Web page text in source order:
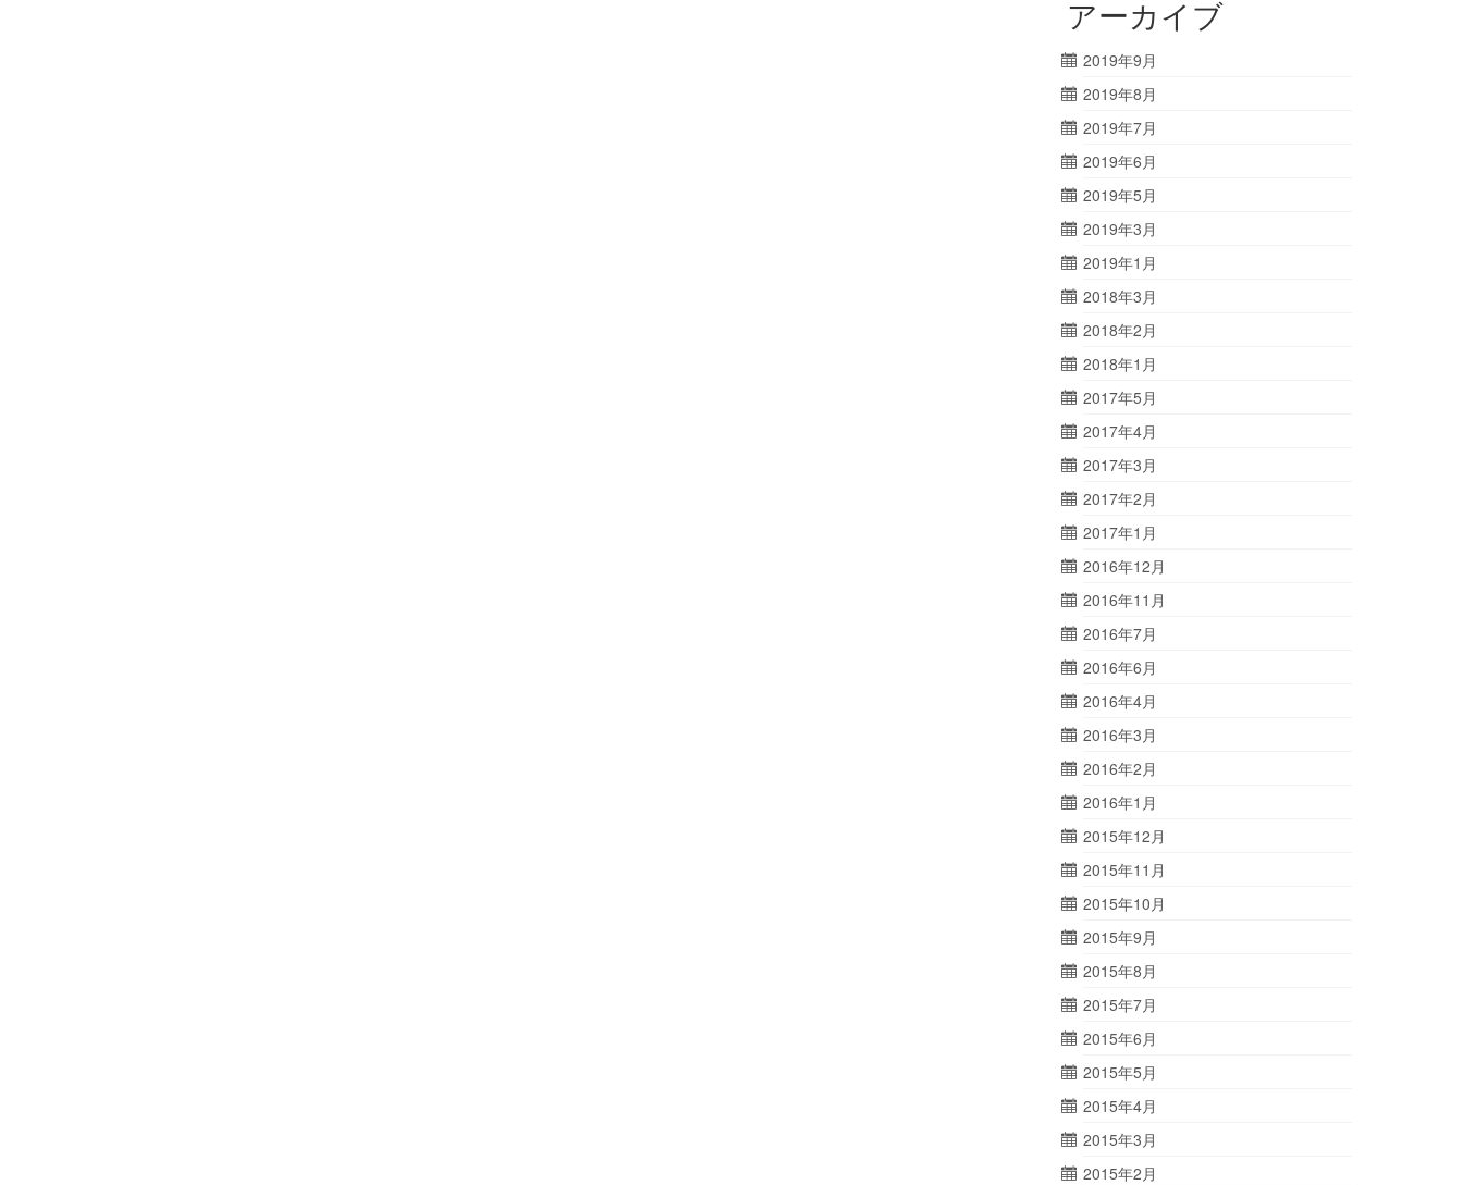
アーカイブ
2019年9月
2019年8月
2019年7月
2019年6月
2019年5月
2019年3月
2019年1月
2018年3月
2018年2月
2018年1月
2017年5月
2017年4月
2017年3月
2017年2月
2017年1月
2016年12月
2016年11月
2016年7月
2016年6月
2016年4月
2016年3月
2016年2月
2016年1月
2015年12月
2015年11月
2015年10月
2015年9月
2015年8月
2015年7月
2015年6月
2015年5月
2015年4月
2015年3月
2015年2月